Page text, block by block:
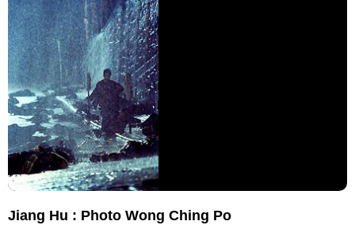
Jiang Hu : Photo Wong Ching Po